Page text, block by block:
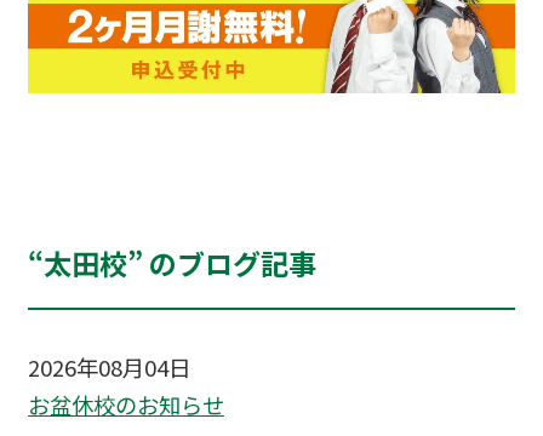
“太田校” のブログ記事
2026年08月04日
お盆休校のお知らせ